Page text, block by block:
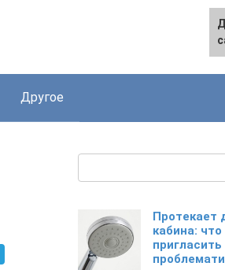
Другое
Протекает
кабина: